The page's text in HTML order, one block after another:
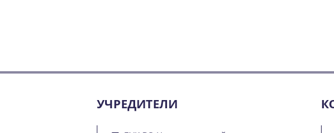
УЧРЕДИТЕЛИ